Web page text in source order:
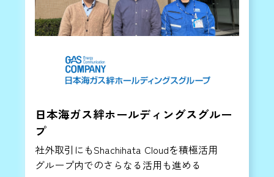
日本海ガス絆ホールディングスグルー
プ
社外取引にもShachihata Cloudを積極活用
グループ内でのさらなる活用も進める